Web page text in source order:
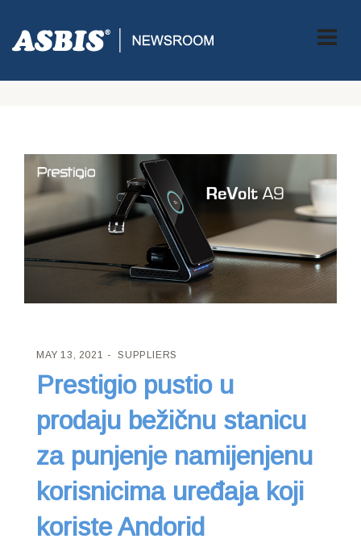
ASBIS CROATIA>SUPPLIERS> PRESTIGIO PUSTIO U PRODAJU
BEŽIČNU STANICU ZA PUNJENJE NAMIJENJENU KORISNICIMA
MAY 13, 2021 SUPPLIERS
Prestigio pustio u
prodaju bežičnu stanicu
za punjenje namijenjenu
korisnicima uređaja koji
koriste Andorid